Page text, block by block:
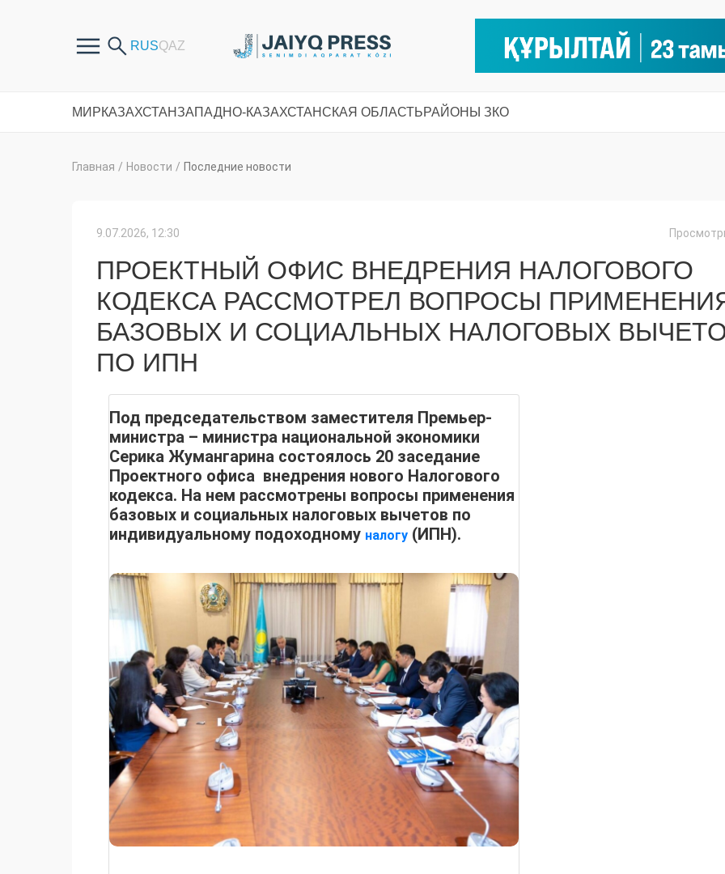
МИРКАЗАХСТАНЗАПАДНО-КАЗАХСТАНСКАЯ ОБЛАСТЬРАЙОНЫ ЗКО
Главная / Новости / Последние новости
9.07.2026, 12:30
ПРОЕКТНЫЙ ОФИС ВНЕДРЕНИЯ НАЛОГОВОГО
КОДЕКСА РАССМОТРЕЛ ВОПРОСЫ
БАЗОВЫХ И СОЦИАЛЬНЫХ НАЛОГОВЫХ
ПО ИПН
Под председательством заместителя Премьер-
министра – министра национальной экономики
Серика Жумангарина состоялось 20 заседание
Проектного офиса внедрения нового Налогового
кодекса. На нем рассмотрены вопросы применения
базовых и социальных налоговых вычетов по
индивидуальному подоходному налогу (ИПН).